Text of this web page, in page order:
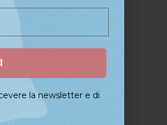
la newsletter e di
la newsletter e di